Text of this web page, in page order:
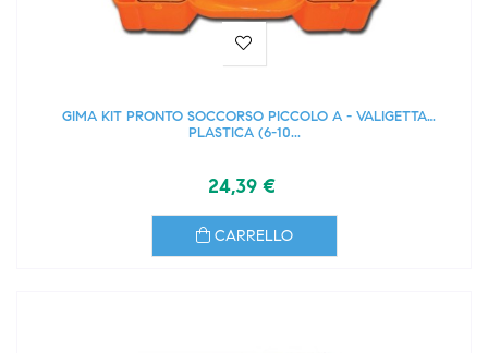
GIMA KIT PRONTO SOCCORSO PICCOLO A - VALIGETTA
PLASTICA (6-10...
24,39 €
CARRELLO